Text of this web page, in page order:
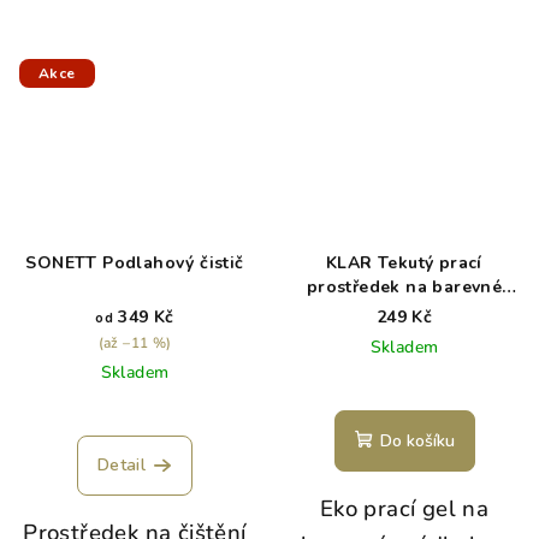
Akce
SONETT Podlahový čistič
od 349 Kč
(až –11 %)
Skladem
Detail
KLAR Tekutý prací
prostředek na barevné
prádlo–eko balení 1,5 l
249 Kč
Skladem
Do košíku
Eko prací gel na